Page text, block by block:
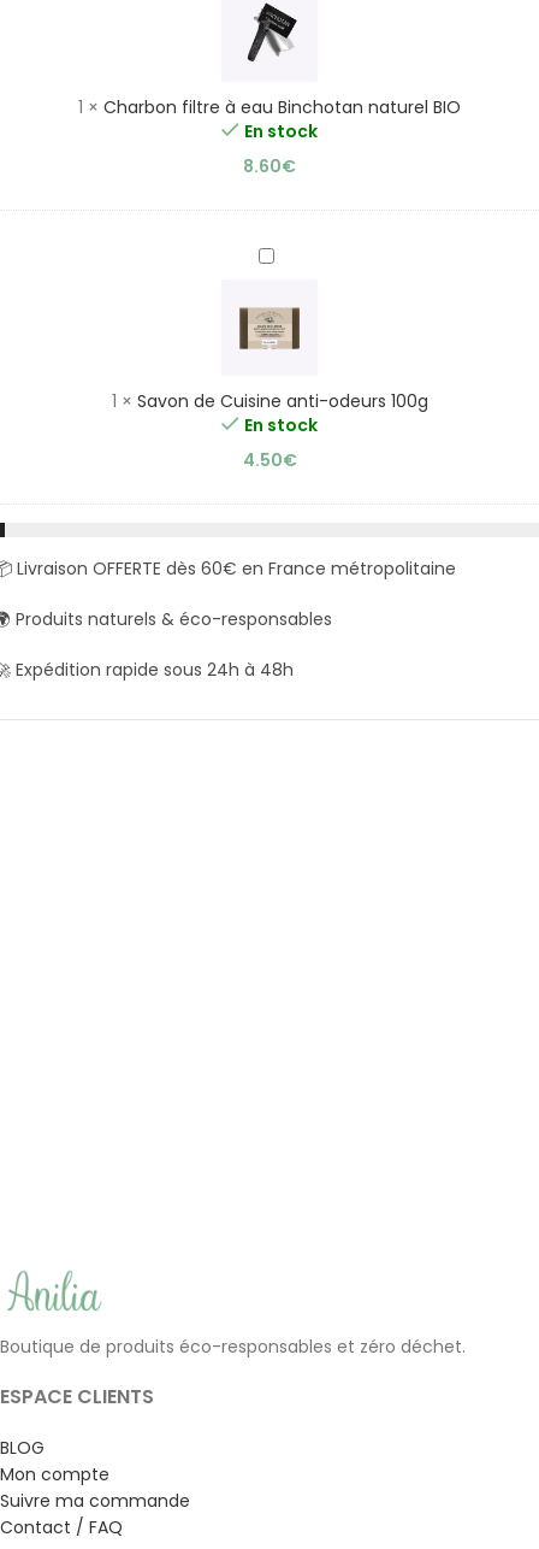
à
eau
BIO
1 × Charbon filtre à eau Binchotan naturel BIO
En stock
8.60€
Savon
Cuisine
anti-
1 × Savon de Cuisine anti-odeurs 100g
En stock
4.50€
Livraison OFFERTE dès 60€ en France métropolitaine
Produits naturels & éco-responsables
Expédition rapide sous 24h à 48h
Boutique de produits éco-responsables et zéro déchet.
ESPACE CLIENTS
BLOG
Mon compte
Suivre ma commande
Contact / FAQ